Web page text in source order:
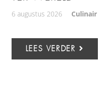
6 augustus 2026 Culinair
LEES VERDER